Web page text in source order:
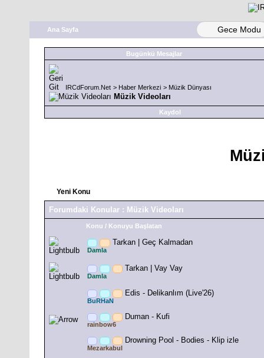
Ana Sayfa Gece Modu
Bugünkü Mesajlar
IRCdForum.Net > Haber Merkezi > Müzik Dünyası
Müzik Videoları
Kaydol
Yeni Konu
Forumdaki Konular : Müzik Videoları
Konu / Konuyu Başlatan
Tarkan | Geç Kalmadan
Damla
Tarkan | Vay Vay
Damla
Edis - Delikanlım (Live'26)
BuRHaN
Duman - Kufi
rainbow6
Drowning Pool - Bodies - Klip izle
Mezarkabul